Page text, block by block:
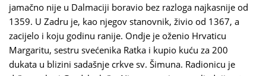
jamačno nije u Dalmaciji boravio bez razloga najkasnije od
1359. U Zadru je, kao njegov stanovnik, živio od 1367, a
zacijelo i koju godinu ranije. Ondje je oženio Hrvaticu
Margaritu, sestru svećenika Ratka i kupio kuću za 200
dukata u blizini sadašnje crkve sv. Šimuna. Radionicu je